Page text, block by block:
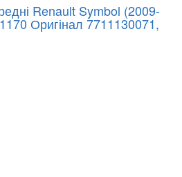
Renault Symbol (2009-
Оригінал 7711130071,